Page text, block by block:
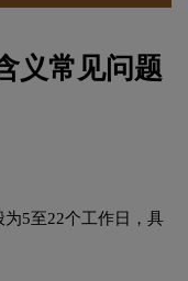
义常见问题
5至22个工作日，具